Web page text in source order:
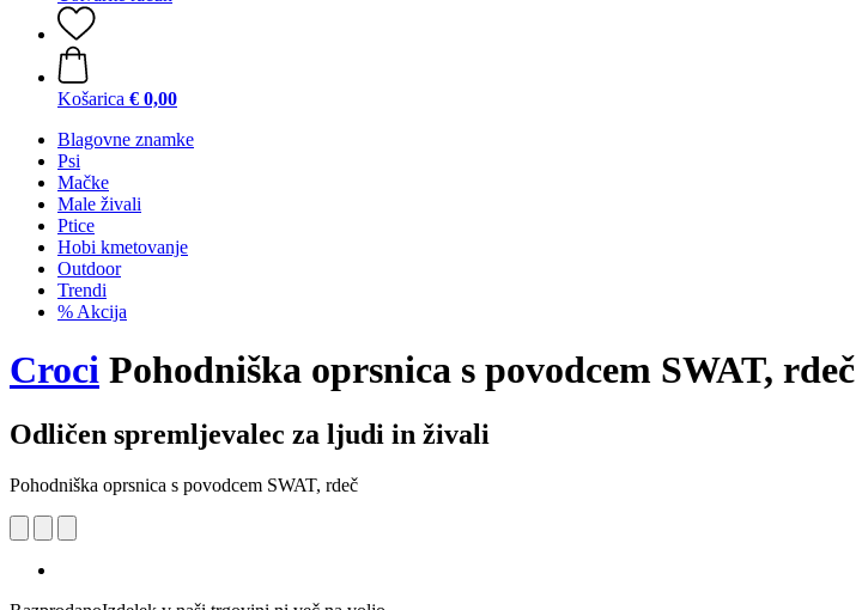
Košarica € 0,00
Blagovne znamke
Psi
Mačke
Male živali
Ptice
Hobi kmetovanje
Outdoor
Trendi
% Akcija
Croci Pohodniška oprsnica s povodcem SWAT, rdeč
Odličen spremljevalec za ljudi in živali
Pohodniška oprsnica s povodcem SWAT, rdeč